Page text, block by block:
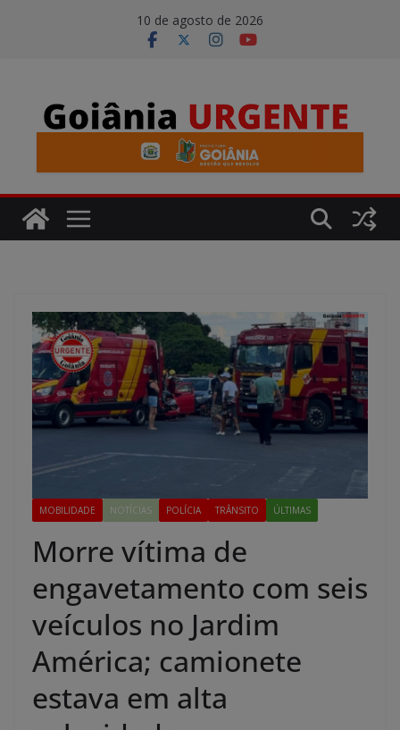
10 de agosto de 2026
MOBILIDADE NOTÍCIAS POLÍCIA TRÂNSITO ÚLTIMAS
Morre vítima de
engavetamento com seis
veículos no Jardim
América; camionete
estava em alta
modal-check